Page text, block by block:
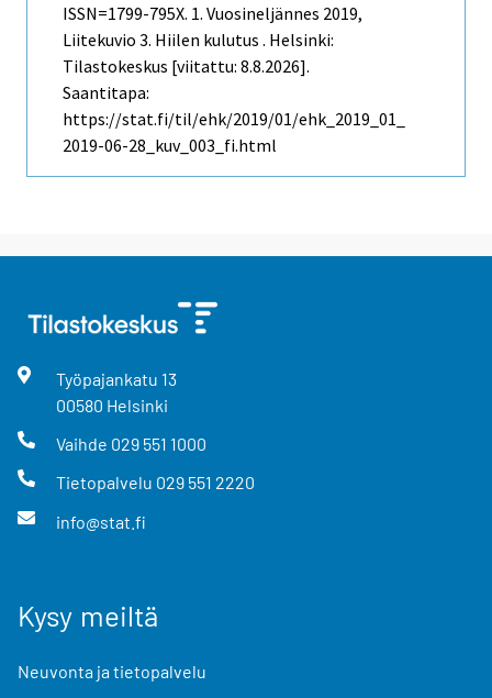
ISSN=1799-795X. 1. Vuosineljännes 2019,
Liitekuvio 3. Hiilen kulutus . Helsinki:
Tilastokeskus [viitattu: 8.8.2026].
Saantitapa:
https://stat.fi/til/ehk/2019/01/ehk_2019_01_
2019-06-28_kuv_003_fi.html
Työpajankatu 13
00580 Helsinki
Vaihde 029 551 1000
Tietopalvelu 029 551 2220
info@stat.fi
Kysy meiltä
Neuvonta ja tietopalvelu